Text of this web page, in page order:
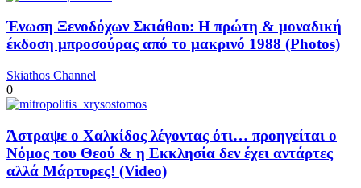
Ένωση Ξενοδόχων Σκιάθου: Η πρώτη & μοναδική
έκδοση μπροσούρας από το μακρινό 1988 (Photos)
Skiathos Channel
0
Άστραψε ο Χαλκίδος λέγοντας ότι… προηγείται ο
Νόμος του Θεού & η Εκκλησία δεν έχει αντάρτες
αλλά Μάρτυρες! (Video)